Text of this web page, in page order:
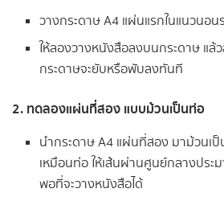
วางกระดาษ A4 แผ่นแรกในแนวนอ
ให้ลองวางหนังสือลงบนกระดาษ แล้ว
กระดาษจะยับหรือพับลงทันที
2. ทดลองแผ่นที่สอง แบบม้วนเป็นท่อ
นำกระดาษ A4 แผ่นที่สอง มาม้วนเ
เหมือนท่อ ให้เส้นผ่านศูนย์กลางประ
พอที่จะวางหนังสือได้